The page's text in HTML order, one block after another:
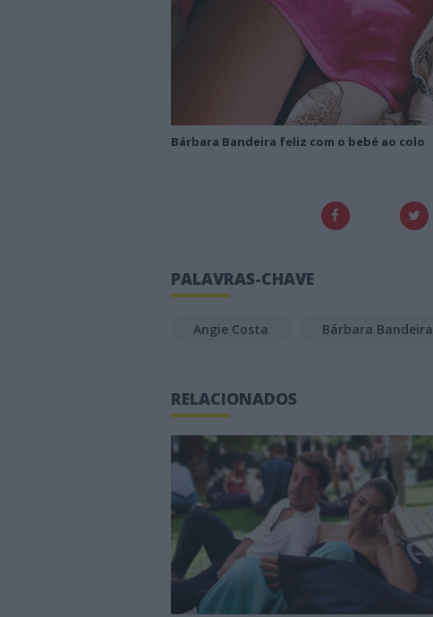
Bárbara Bandeira feliz com o bebé ao colo
PALAVRAS-CHAVE
Angie Costa Bárbara Bandeira
RELACIONADOS